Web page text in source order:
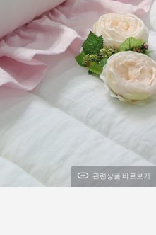
관련상품 바로보기